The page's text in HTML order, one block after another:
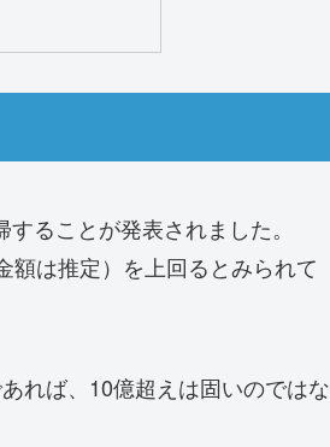
ることが発表されました。
額は推定）を上回るとみられて
れば、10億超えは固いのではな